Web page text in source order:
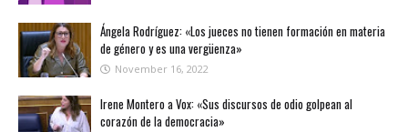
Ángela Rodríguez: «Los jueces no tienen formación en materia
de género y es una vergüenza»
November 16, 2022
Irene Montero a Vox: «Sus discursos de odio golpean al
corazón de la democracia»